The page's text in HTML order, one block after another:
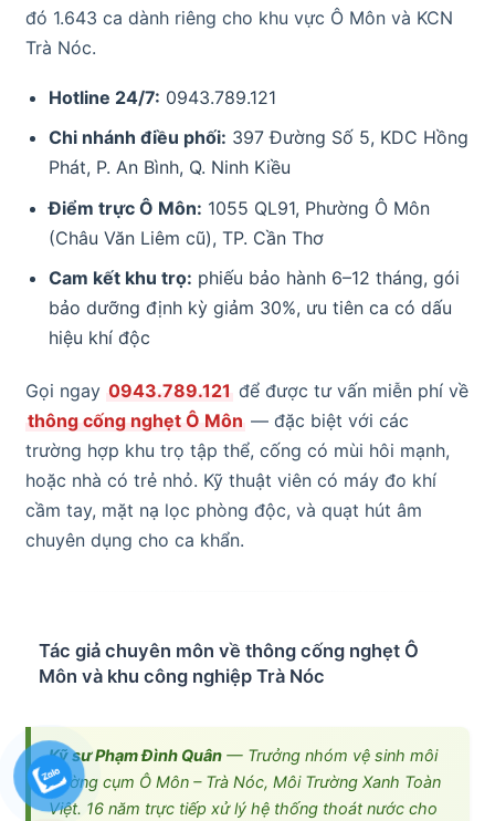
đó 1.643 ca dành riêng cho khu vực Ô Môn và KCN
Trà Nóc.
Hotline 24/7: 0943.789.121
Chi nhánh điều phối: 397 Đường Số 5, KDC Hồng
Phát, P. An Bình, Q. Ninh Kiều
Điểm trực Ô Môn: 1055 QL91, Phường Ô Môn
(Châu Văn Liêm cũ), TP. Cần Thơ
Cam kết khu trọ: phiếu bảo hành 6–12 tháng, gói
bảo dưỡng định kỳ giảm 30%, ưu tiên ca có dấu
hiệu khí độc
Gọi ngay 0943.789.121 để được tư vấn miễn phí về
thông cống nghẹt Ô Môn — đặc biệt với các
trường hợp khu trọ tập thể, cống có mùi hôi mạnh,
hoặc nhà có trẻ nhỏ. Kỹ thuật viên có máy đo khí
cầm tay, mặt nạ lọc phòng độc, và quạt hút âm
chuyên dụng cho ca khẩn.
Tác giả chuyên môn về thông cống nghẹt Ô
Môn và khu công nghiệp Trà Nóc
Kỹ sư Phạm Đình Quân — Trưởng nhóm vệ sinh môi
trường cụm Ô Môn – Trà Nóc, Môi Trường Xanh Toàn
Việt. 16 năm trực tiếp xử lý hệ thống thoát nước cho